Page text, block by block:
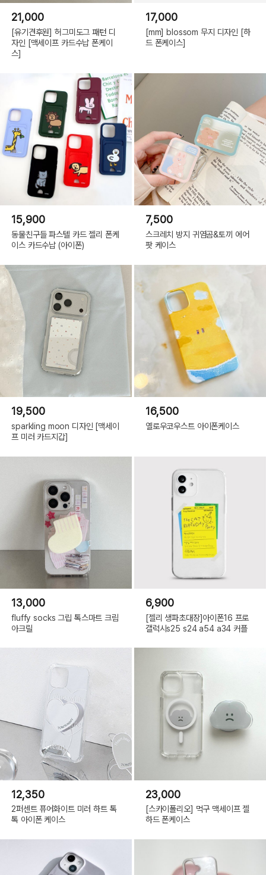
21,000
[유기견후원] 허그미도그 패턴 디
자인 [맥세이프 카드수납 폰케이
스]
17,000
[mm] blossom 무지 디자인 [하
드 폰케이스]
15,900
동물친구들 파스텔 카드 젤리 폰케
이스 카드수납 (아이폰)
7,500
스크레치 방지 귀염곰&토끼 에어
팟 케이스
19,500
sparkling moon 디자인 [맥세이
프 미러 카드지갑]
16,500
옐로우코우스트 아이폰케이스
13,000
fluffy socks 그립 톡스마트 크림
아크릴
6,900
[젤리 생파초대장]아이폰16 프로
갤럭시s25 s24 a54 a34 커플
12,350
2퍼센트 퓨어화이트 미러 하트 톡
톡 아이폰 케이스
23,000
[스카이폴리오] 먹구 맥세이프 젤
하드 폰케이스